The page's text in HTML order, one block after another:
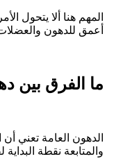
المهم هنا ألا يتحول
أعمق للدهون
ما الفرق بين
الدهون العامة تعني
والمتابعة نقطة